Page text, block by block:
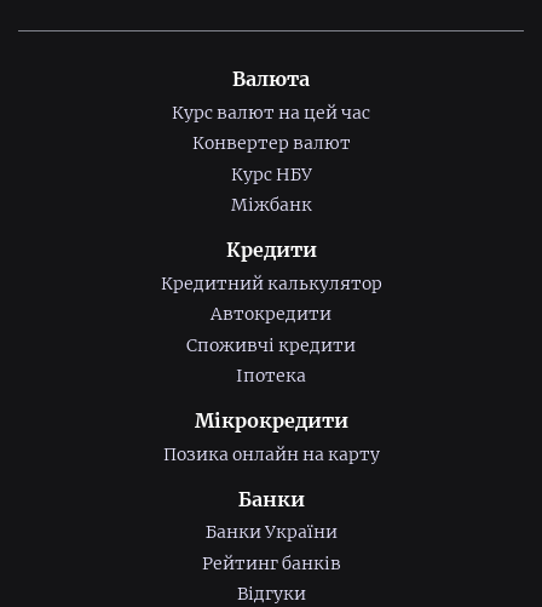
Валюта
Курс валют на цей час
Конвертер валют
Курс НБУ
Міжбанк
Кредити
Кредитний калькулятор
Автокредити
Споживчі кредити
Іпотека
Мікрокредити
Позика онлайн на карту
Банки
Банки України
Рейтинг банків
Відгуки